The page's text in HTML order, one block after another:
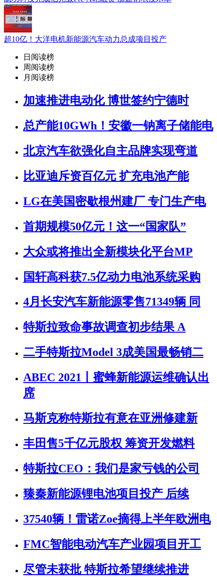
超10亿！大洋电机新能源汽车动力总成项目投产
日阅读榜
周阅读榜
月阅读榜
加速推进电动化 博世签约宁德时
总产能10GWh！安徽一钠离子储能电
北京汽车欲强化自主品牌实现弯道
比亚迪斥资百亿元 扩充电池产能
LG在美国密歇根州建厂 专门生产电
首期规模50亿元！这一“国家队”
大众或将推出全新模块化平台MP
国轩高科获7.5亿动力电池系统采购
4月长安汽车新能源零售71349辆 同
特斯拉致命事故调查初步结果 A
二手特斯拉Model 3成美国最畅销二
ABEC 2021丨蜜蜂新能源运维确认出
席
马斯克称特斯拉有意在亚洲修建新
丰田售5千亿元股权 筹资开发燃料
特斯拉CEO：我们是家亏钱的公司
臻秦新能源锂电池项目投产 后续
37540辆！雷诺Zoe摘得上半年欧洲电
FMC智能电动汽车产业园项目开工
尽管未获批 特斯拉希望继续推进